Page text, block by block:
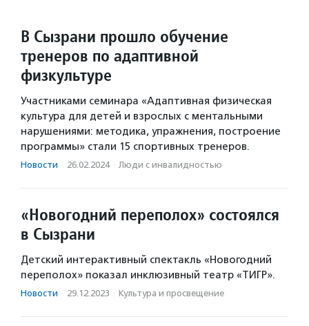
В Сызрани прошло обучение
тренеров по адаптивной
физкультуре
Участниками семинара «Адаптивная физическая
культура для детей и взрослых с ментальными
нарушениями: методика, упражнения, построение
программы» стали 15 спортивных тренеров.
Новости · 26.02.2024 · Люди с инвалидностью
«Новогодний переполох» состоялся
в Сызрани
Детский интерактивный спектакль «Новогодний
переполох» показал инклюзивный театр «ТИГР».
Новости · 29.12.2023 · Культура и просвещение